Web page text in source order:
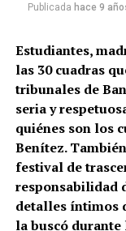
Publicada hace 9
Estudiantes,
las 30 cuadras
tribunales de
seria y
quiénes son los
Benítez.
festival de
responsabilidad
detalles íntimos
la buscó